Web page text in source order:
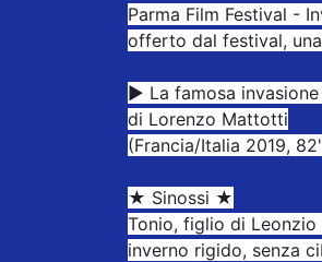
Parma Film Festival -
offerto dal festival,
▶︎ La famosa
di Lorenzo Mattotti
(Francia/Italia 2019,
★ Sinossi ★
Tonio, figlio di
inverno rigido, senza